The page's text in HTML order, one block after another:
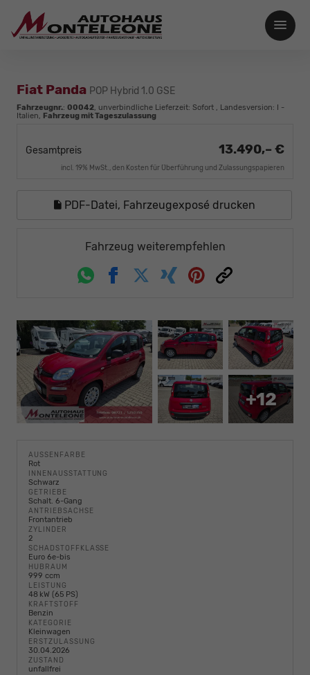
Fiat Panda POP Hybrid 1.0 GSE
Fahrzeugnr.: 00042, unverbindliche Lieferzeit: Sofort , Landesversion: I -
Italien, Fahrzeug mit Tageszulassung
Gesamtpreis 13.490,– €
incl. 19% MwSt., den Kosten für Überführung und Zulassungspapieren
PDF-Datei, Fahrzeugexposé drucken
Fahrzeug weiterempfehlen
WhatsappFacebookTwitterXing Pinterest
Link
+12
AUSSENFARBE
Rot
INNENAUSSTATTUNG
Schwarz
GETRIEBE
Schalt. 6-Gang
ANTRIEBSACHSE
Frontantrieb
ZYLINDER
2
SCHADSTOFFKLASSE
Euro 6e-bis
HUBRAUM
999 ccm
LEISTUNG
48 kW (65 PS)
KRAFTSTOFF
Benzin
KATEGORIE
Kleinwagen
ERSTZULASSUNG
30.04.2026
ZUSTAND
unfallfrei